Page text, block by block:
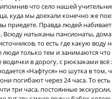
что село нашей
куда мы доехали конечно же
приедете. Правда людей
Всюду натыканы пансионаты,
то есть где какую воду
люди только тем и занимаются
в дорогу, с рюкзаками всё
«Нафтуся» но шутка в том,
погибают через 24 часа. То
три часа, постоянные